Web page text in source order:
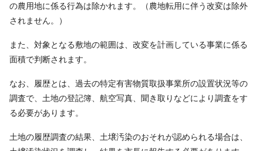
の農用地に係る行為は除かれます。（農地転用に伴う改変は除外
されません。）
また、対象となる敷地の範囲は、改変を計画している事業に係る
面積で判断されます。
なお、履歴とは、過去の特定有害物質取扱事業所の設置状況等の
調査で、土地の登記簿、航空写真、聞き取りなどにより調査をす
る必要があります。
土地の履歴調査の結果、土壌汚染のおそれが認められる場合は、